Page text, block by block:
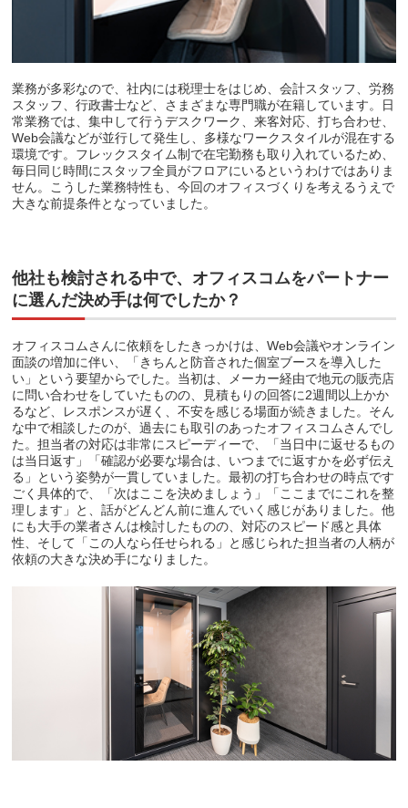
業務が多彩なので、社内には税理士をはじめ、会計スタッフ、労務
スタッフ、行政書士など、さまざまな専門職が在籍しています。日
常業務では、集中して行うデスクワーク、来客対応、打ち合わせ、
Web会議などが並行して発生し、多様なワークスタイルが混在する
環境です。フレックスタイム制で在宅勤務も取り入れているため、
毎日同じ時間にスタッフ全員がフロアにいるというわけではありま
せん。こうした業務特性も、今回のオフィスづくりを考えるうえで
大きな前提条件となっていました。
他社も検討される中で、オフィスコムをパートナー
に選んだ決め手は何でしたか？
オフィスコムさんに依頼をしたきっかけは、Web会議やオンライン
面談の増加に伴い、「きちんと防音された個室ブースを導入した
い」という要望からでした。当初は、メーカー経由で地元の販売店
に問い合わせをしていたものの、見積もりの回答に2週間以上かか
るなど、レスポンスが遅く、不安を感じる場面が続きました。そん
な中で相談したのが、過去にも取引のあったオフィスコムさんでし
た。担当者の対応は非常にスピーディーで、「当日中に返せるもの
は当日返す」「確認が必要な場合は、いつまでに返すかを必ず伝え
る」という姿勢が一貫していました。最初の打ち合わせの時点です
ごく具体的で、「次はここを決めましょう」「ここまでにこれを整
理します」と、話がどんどん前に進んでいく感じがありました。他
にも大手の業者さんは検討したものの、対応のスピード感と具体
性、そして「この人なら任せられる」と感じられた担当者の人柄が
依頼の大きな決め手になりました。